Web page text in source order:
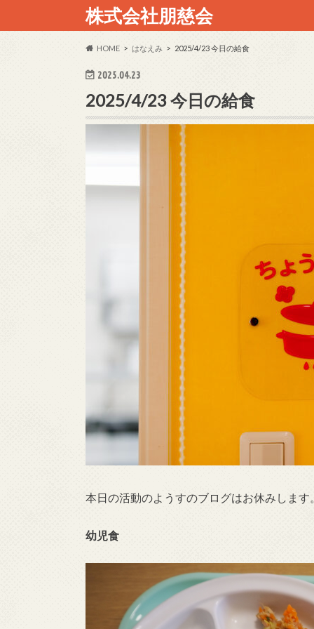
株式会社朋慈会
HOME はなえみ 2025/4/23 今日の給食
2025.04.23
2025/4/23 今日の給食
本日の活動のようすのブログはお休みします
幼児食